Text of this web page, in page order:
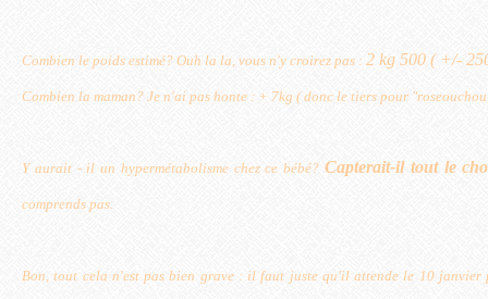
Combien le poids estimé? Ouh la la, vous n'y croirez pas : 2 kg 500 ( +/-
Combien la maman? Je n'ai pas honte : + 7kg ( donc le tiers pour
Y aurait - il un hypermétabolisme chez ce bébé? Capterait-il tout le
comprends pas.
Bon, tout cela n'est pas bien grave : il faut juste qu'il attende le 10 janvier